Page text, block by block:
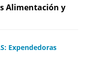
Alimentación y
Expendedoras